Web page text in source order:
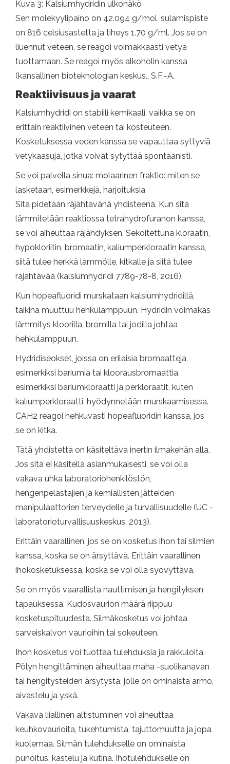
Kuva 3: Kalsiumhydridin ulkonäkö
Sen molekyylipaino on 42.094 g/mol, sulamispiste
on 816 celsiusastetta ja tiheys 1.70 g/ml. Jos se on
liuennut veteen, se reagoi voimakkaasti vetyä
tuottamaan. Se reagoi myös alkoholin kanssa
(kansallinen bioteknologian keskus., S.F.-A.
Reaktiivisuus ja vaarat
Kalsiumhydridi on stabiili kemikaali, vaikka se on
erittäin reaktiivinen veteen tai kosteuteen.
Kosketuksessa veden kanssa se vapauttaa syttyviä
vetykaasuja, jotka voivat sytyttää spontaanisti.
Se voi palvella sinua: molaarinen fraktio: miten se
lasketaan, esimerkkejä, harjoituksia
Sitä pidetään räjähtävänä yhdisteenä. Kun sitä
lämmitetään reaktiossa tetrahydrofuranon kanssa,
se voi aiheuttaa räjähdyksen. Sekoitettuna kloraatin,
hypokloriitin, bromaatin, kaliumperkloraatin kanssa,
siitä tulee herkkä lämmölle, kitkalle ja siitä tulee
räjähtävää (kalsiumhydridi 7789-78-8, 2016).
Kun hopeafluoridi murskataan kalsiumhydridillä,
taikina muuttuu hehkulamppuun. Hydridin voimakas
lämmitys kloorilla, bromilla tai jodilla johtaa
hehkulamppuun.
Hydridiseokset, joissa on erilaisia ​​bromaatteja,
esimerkiksi bariumia tai kloorausbromaattia,
esimerkiksi bariumkloraatti ja perkloraatit, kuten
kaliumperkloraatti, hyödynnetään murskaamisessa.
CAH2 reagoi hehkuvasti hopeafluoridin kanssa, jos
se on kitka.
Tätä yhdistettä on käsiteltävä inertin ilmakehän alla.
Jos sitä ei käsitellä asianmukaisesti, se voi olla
vakava uhka laboratoriohenkilöstön,
hengenpelastajien ja kemiallisten jätteiden
manipulaattorien terveydelle ja turvallisuudelle (UC -
laboratorioturvallisuuskeskus, 2013).
Erittäin vaarallinen, jos se on kosketus ihon tai silmien
kanssa, koska se on ärsyttävä. Erittäin vaarallinen
ihokosketuksessa, koska se voi olla syövyttävä.
Se on myös vaarallista nauttimisen ja hengityksen
tapauksessa. Kudosvaurion määrä riippuu
kosketuspituudesta. Silmäkosketus voi johtaa
sarveiskalvon vaurioihin tai sokeuteen.
Ihon kosketus voi tuottaa tulehduksia ja rakkuloita.
Pölyn hengittäminen aiheuttaa maha -suolikanavan
tai hengitysteiden ärsytystä, jolle on ominaista armo,
aivastelu ja yskä.
Vakava liiallinen altistuminen voi aiheuttaa
keuhkovaurioita, tukehtumista, tajuttomuutta ja jopa
kuolemaa. Silmän tulehdukselle on ominaista
punoitus, kastelu ja kutina. Ihotulehdukselle on